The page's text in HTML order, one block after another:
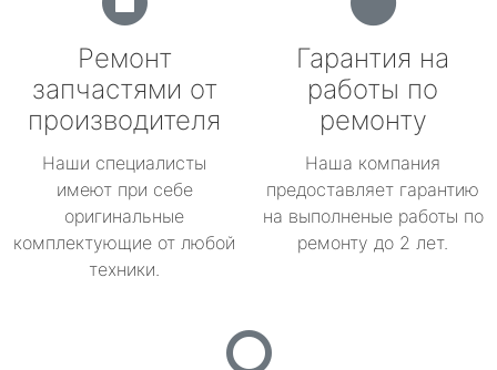
Ремонт
запчастями от
производителя
Наши специалисты
имеют при себе
оригинальные
комплектующие от любой
техники.
Гарантия на
работы по
ремонту
Наша компания
предоставляет гарантию
на выполненые работы по
ремонту до 2 лет.